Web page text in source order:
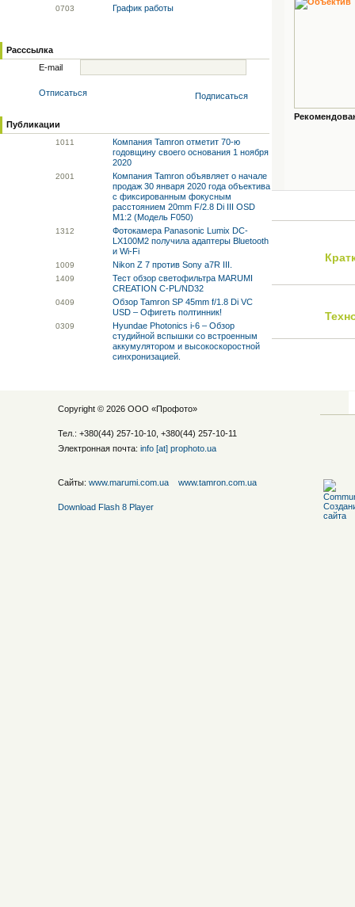
0703 График работы
Расссылка
E-mail
Отписаться Подписаться
Публикации
1011
Компания Tamron отметит 70-ю
годовщину своего основания 1 ноября
2020
2001
Компания Tamron объявляет о начале
продаж 30 января 2020 года объектива
с фиксированным фокусным
расстоянием 20mm F/2.8 Di III OSD
M1:2 (Модель F050)
1312
Фотокамера Panasonic Lumix DC-
LX100M2 получила адаптеры Bluetooth
и Wi-Fi
1009 Nikon Z 7 против Sony a7R III.
1409
Тест обзор светофильтра MARUMI
CREATION C-PL/ND32
0409
Обзор Tamron SP 45mm f/1.8 Di VC
USD – Офигеть полтинник!
0309
Hyundae Photonics i-6 – Обзор
студийной вспышки со встроенным
аккумулятором и высокоскоростной
синхронизацией.
Copyright © 2026 ООО «Профото»
Тел.: +380(44) 257-10-10, +380(44) 257-10-11
Электронная почта: info [at] prophoto.ua
Сайты: www.marumi.com.ua www.tamron.com.ua
Download Flash 8 Player